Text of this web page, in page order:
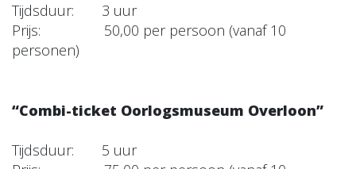
Tijdsduur: 3 uur
Prijs: 50,00 per persoon (vanaf 10
personen)
“Combi-ticket Oorlogsmuseum Overloon”
Tijdsduur: 5 uur